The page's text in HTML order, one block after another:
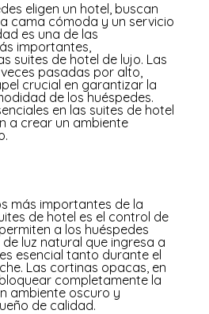
eligen un hotel, buscan
cama cómoda y un servicio
es una de las
importantes,
suites de hotel de lujo. Las
pasadas por alto,
crucial en garantizar la
de los huéspedes.
en las suites de hotel
a crear un ambiente
más importantes de la
de hotel es el control de
a los huéspedes
luz natural que ingresa a
esencial tanto durante el
Las cortinas opacas, en
completamente la
ambiente oscuro y
de calidad.